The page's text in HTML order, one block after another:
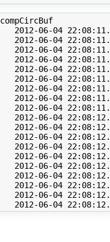
06-04
06-04
06-04
06-04
06-04
06-04
06-04
06-04
06-04
06-04
06-04
06-04
06-04
06-04
06-04
06-04
06-04
06-04